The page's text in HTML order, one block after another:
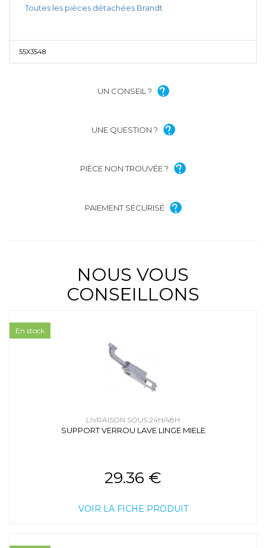
Toutes les pièces détachées Brandt
55X3548
UN CONSEIL ?
UNE QUESTION ?
PIÈCE NON TROUVÉE ?
PAIEMENT SÉCURISÉ
NOUS VOUS
CONSEILLONS
LIVRAISON SOUS 24H/48H
SUPPORT VERROU LAVE LINGE MIELE
29.36 €
VOIR LA FICHE PRODUIT
En stock